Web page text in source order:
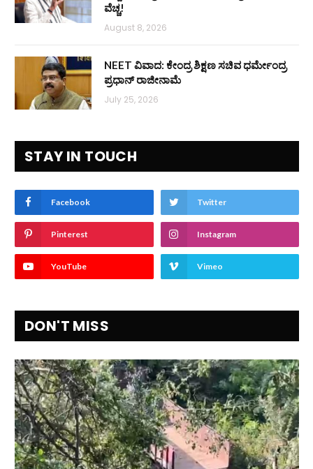
ವೆಚ್ಚ!
August 8, 2026
NEET ವಿವಾದ: ಕೇಂದ್ರ ಶಿಕ್ಷಣ ಸಚಿವ ಧರ್ಮೇಂದ್ರ
ಪ್ರಧಾನ್ ರಾಜೀನಾಮೆ
July 25, 2026
STAY IN TOUCH
Facebook Twitter
Pinterest Instagram
YouTube Vimeo
DON'T MISS